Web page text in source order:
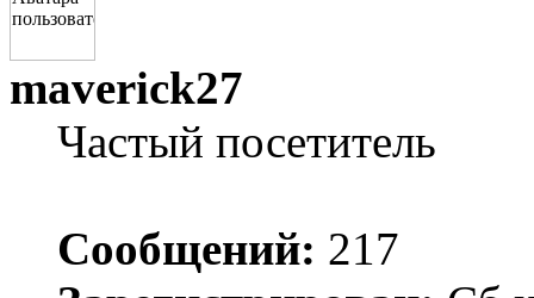
maverick27
Частый посетитель
Сообщений: 217